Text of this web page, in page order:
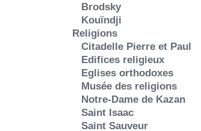
Brodsky
Kouïndji
Religions
Citadelle Pierre et Paul
Edifices religieux
Eglises orthodoxes
Musée des religions
Notre-Dame de Kazan
Saint Isaac
Saint Sauveur